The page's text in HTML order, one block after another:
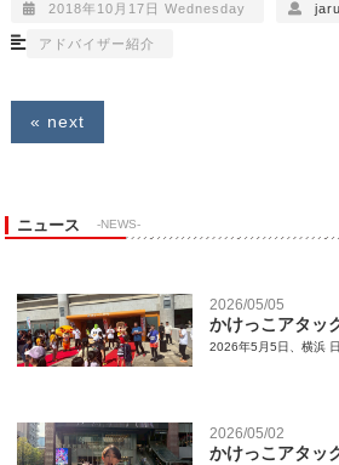
2018年10月17日 Wednesday
アドバイザー紹介
« next
ニュース -NEWS-
2026/05/05
かけっこアタッ
2026年5月5日、横浜
2026/05/02
かけっこアタッ